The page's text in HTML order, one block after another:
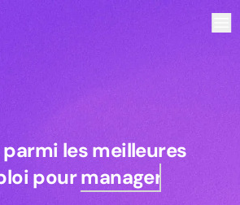
parmi les meilleures
les meilleures
pourmanagers